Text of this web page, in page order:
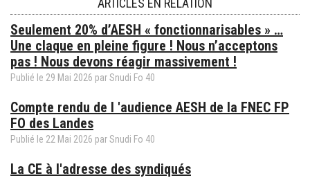
Seulement 20% d’AESH « fonctionnarisables » …
Une claque en pleine figure ! Nous n’acceptons
pas ! Nous devons réagir massivement !
Publié le 29 Mai 2026 par Snudi Fo 40
Compte rendu de l 'audience AESH de la FNEC FP
FO des Landes
Publié le 22 Mai 2026 par Snudi Fo 40
La CE à l'adresse des syndiqués